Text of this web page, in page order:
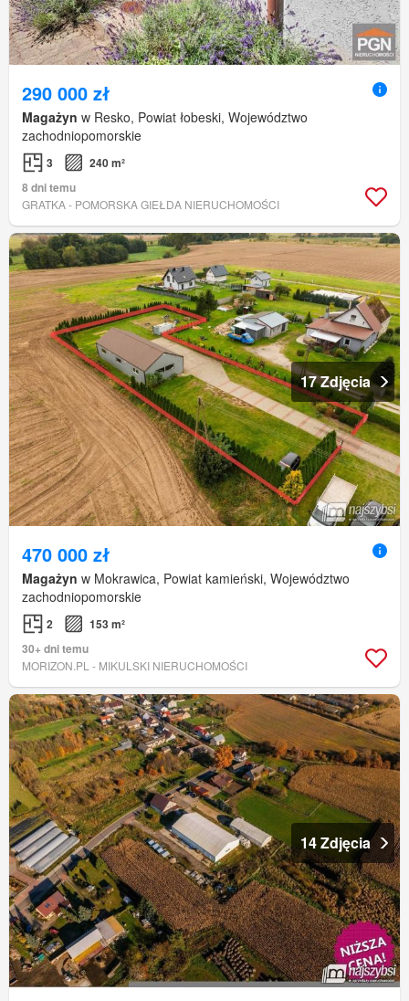
290 000 zł
Magażyn w Resko, Powiat łobeski, Województwo
zachodniopomorskie
3
240 m²
8 dni temu
GRATKA - POMORSKA GIEŁDA NIERUCHOMOŚCI
17 Zdjęcia
470 000 zł
Magażyn w Mokrawica, Powiat kamieński, Województwo
zachodniopomorskie
2
153 m²
30+ dni temu
MORIZON.PL - MIKULSKI NIERUCHOMOŚCI
14 Zdjęcia